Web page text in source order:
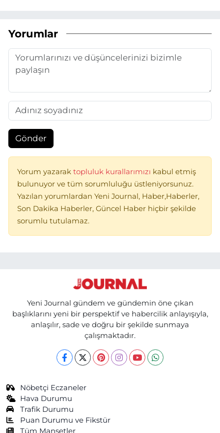
Yorumlar
Gönder
Yorum yazarak topluluk kurallarımızı kabul etmiş
bulunuyor ve tüm sorumluluğu üstleniyorsunuz.
Yazılan yorumlardan Yeni Journal, Haber,Haberler,
Son Dakika Haberler, Güncel Haber hiçbir şekilde
sorumlu tutulamaz.
Yeni Journal gündem ve gündemin öne çıkan
başlıklarını yeni bir perspektif ve habercilik anlayışıyla,
anlaşılır, sade ve doğru bir şekilde sunmaya
çalışmaktadır.
Nöbetçi Eczaneler
Hava Durumu
Trafik Durumu
Puan Durumu ve Fikstür
Tüm Manşetler